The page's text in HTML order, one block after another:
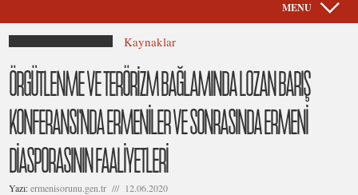
MENU
Kaynaklar
ÖRGÜTLENME VE TERÖRİZM BAĞLAMINDA LOZAN BARIŞ
KONFERANSI’NDA ERMENİLER VE SONRASINDA ERMENİ
DİASPORASININ FAALİYETLERİ
Yazı:ermenisorunu.gen.tr /// 12.06.2020